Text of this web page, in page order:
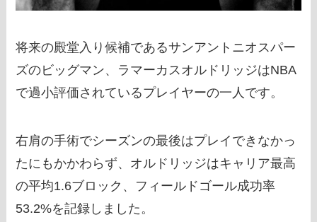
将来の殿堂入り候補であるサンアントニオスパー
ズのビッグマン、ラマーカスオルドリッジはNBA
で過小評価されているプレイヤーの一人です。
右肩の手術でシーズンの最後はプレイできなかっ
たにもかかわらず、オルドリッジはキャリア最高
の平均1.6ブロック、フィールドゴール成功率
53.2%を記録しました。